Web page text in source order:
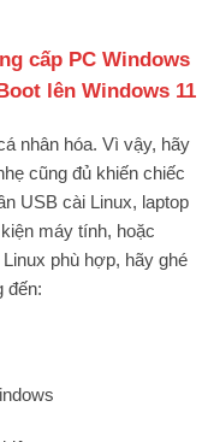
cấp PC Windows
lên Windows 11
nhân hóa. Vì vậy, hãy
cũng đủ khiến chiếc
USB cài Linux, laptop
máy tính, hoặc
phù hợp, hãy ghé
đến: